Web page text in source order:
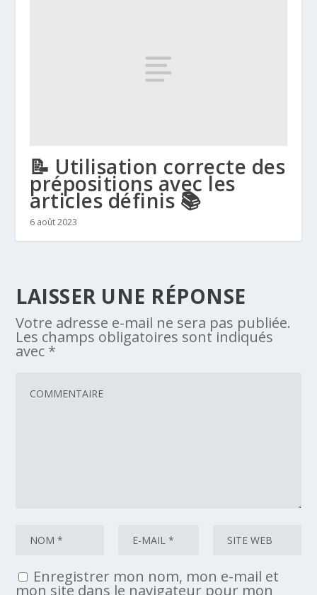
📝 Utilisation correcte des
prépositions avec les
articles définis 📚
6 août 2023
LAISSER UNE RÉPONSE
Votre adresse e-mail ne sera pas publiée.
Les champs obligatoires sont indiqués
avec *
Enregistrer mon nom, mon e-mail et
mon site dans le navigateur pour mon